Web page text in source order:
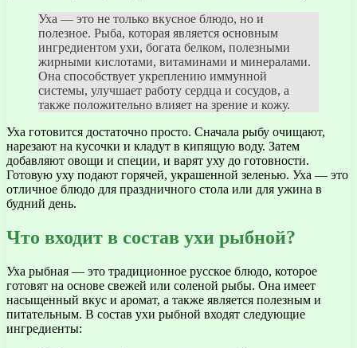
Уха — это не только вкусное блюдо, но и
полезное. Рыба, которая является основным
ингредиентом ухи, богата белком, полезными
жирными кислотами, витаминами и минералами.
Она способствует укреплению иммунной
системы, улучшает работу сердца и сосудов, а
также положительно влияет на зрение и кожу.
Уха готовится достаточно просто. Сначала рыбу очищают,
нарезают на кусочки и кладут в кипящую воду. Затем
добавляют овощи и специи, и варят уху до готовности.
Готовую уху подают горячей, украшенной зеленью. Уха — это
отличное блюдо для праздничного стола или для ужина в
будний день.
Что входит в состав ухи рыбной?
Уха рыбная — это традиционное русское блюдо, которое
готовят на основе свежей или соленой рыбы. Она имеет
насыщенный вкус и аромат, а также является полезным и
питательным. В состав ухи рыбной входят следующие
ингредиенты: